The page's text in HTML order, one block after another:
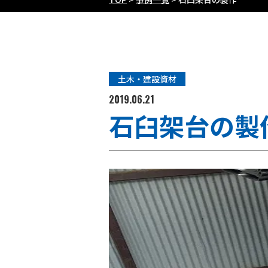
土木・建設資材
2019.06.21
石臼架台の製